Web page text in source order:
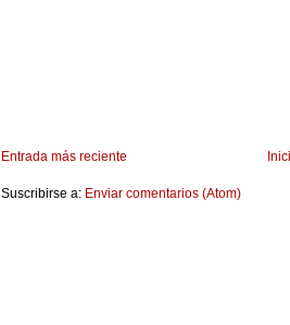
Entrada más reciente
Suscribirse a: Enviar comentarios (Atom)